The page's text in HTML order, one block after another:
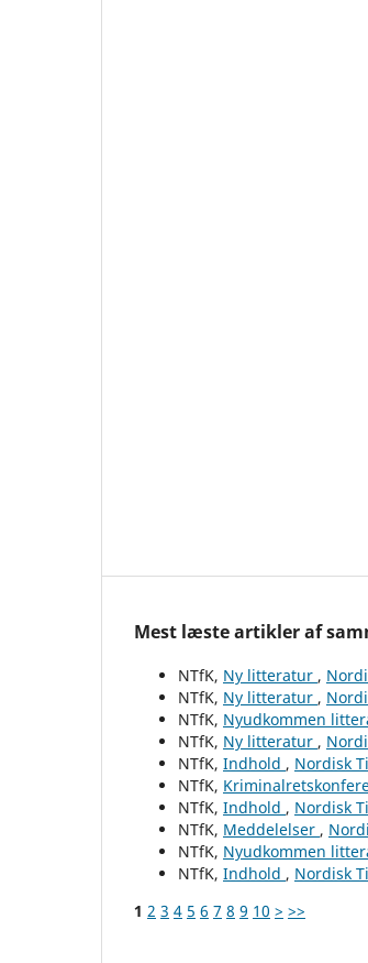
Mest læste artikler af
NTfK, Ny litteratur ,
NTfK, Ny litteratur ,
NTfK, Nyudkommen
NTfK, Ny litteratur ,
NTfK, Indhold , Nordisk
NTfK,
NTfK, Indhold , Nordisk
NTfK, Meddelelser ,
NTfK, Nyudkommen
NTfK, Indhold , Nordisk
1 2 3 4 5 6 7 8 9 10 > >>